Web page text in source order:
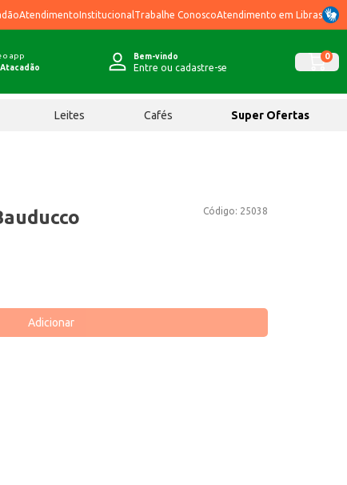
AtendimentoInstitucional Trabalhe ConoscoAtendimento em Libras
o app
Atacadão
Bem-vindo
Entre ou cadastre-se
0
Leites Cafés Super Ofertas
Código: 25038
Adicionar